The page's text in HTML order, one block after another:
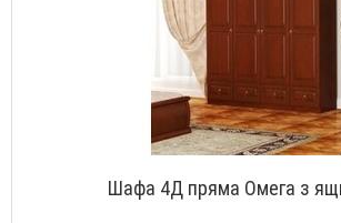
Шафа 4Д пряма Омега з